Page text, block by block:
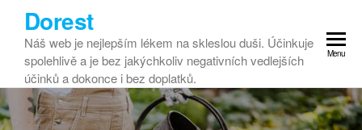
Dorest
Náš web je nejlepším lékem na skleslou duši. Účinkuje
spolehlivě a je bez jakýchkoliv negativních vedlejších
účinků a dokonce i bez doplatků.
Menu